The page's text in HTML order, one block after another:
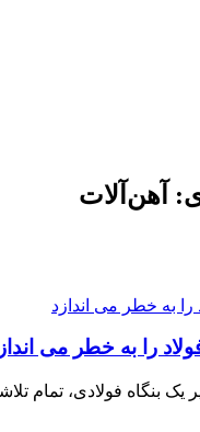
آهن‌آلات
را به خطر می
یک بنگاه فولادی، تمام